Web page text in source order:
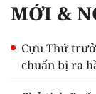
MỚI &
Cựu Thứ
chuẩn bị ra